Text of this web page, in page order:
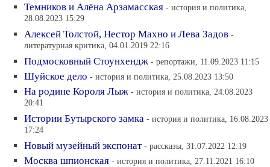
Темников и Алёна Арзамасская - история и политика,
28.08.2023 15:29
Алексей Толстой, Нестор Махно и Лева Задов -
литературная критика, 04.01.2019 22:16
Подмосковный Стоунхендж - репортажи, 11.09.2023 11:15
Шуйское дело - история и политика, 25.08.2023 13:50
На родине Короля Лыж - история и политика, 24.08.2023
20:41
Истории Бутырского замка - история и политика, 16.08.2023
17:24
Новый музейный экспонат - рассказы, 31.07.2022 12:19
Москва шпионская - история и политика, 27.11.2021 16:10